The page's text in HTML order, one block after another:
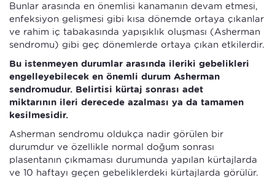
Bunlar arasında en önemlisi kanamanın devam etmesi,
enfeksiyon gelişmesi gibi kısa dönemde ortaya çıkanlar
ve rahim iç tabakasında yapışıklık oluşması (Asherman
sendromu) gibi geç dönemlerde ortaya çıkan etkilerdir.
Bu istenmeyen durumlar arasında ileriki gebelikleri
engelleyebilecek en önemli durum Asherman
sendromudur. Belirtisi kürtaj sonrası adet
miktarının ileri derecede azalması ya da tamamen
kesilmesidir.
Asherman sendromu oldukça nadir görülen bir
durumdur ve özellikle normal doğum sonrası
plasentanın çıkmaması durumunda yapılan kürtajlarda
ve 10 haftayı geçen gebeliklerdeki kürtajlarda görülür.